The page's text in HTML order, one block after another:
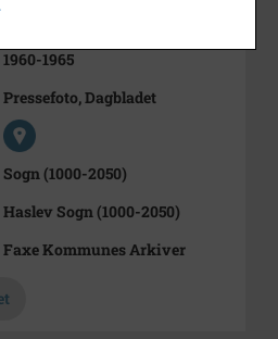
1960-1965
Pressefoto, Dagbladet
Sogn (1000-2050)
Haslev Sogn (1000-2050)
Faxe Kommunes Arkiver